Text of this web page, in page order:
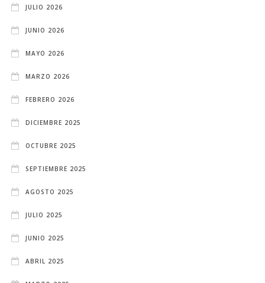
JULIO 2026
JUNIO 2026
MAYO 2026
MARZO 2026
FEBRERO 2026
DICIEMBRE 2025
OCTUBRE 2025
SEPTIEMBRE 2025
AGOSTO 2025
JULIO 2025
JUNIO 2025
ABRIL 2025